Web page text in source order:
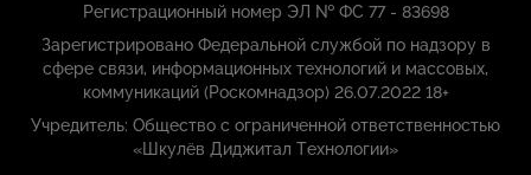
Регистрационный номер ЭЛ № ФС 77 - 83698
Зарегистрировано Федеральной службой по надзору в
сфере связи, информационных технологий и массовых,
коммуникаций (Роскомнадзор) 26.07.2022 18+
Учредитель: Общество с ограниченной ответственностью
«Шкулёв Диджитал Технологии»